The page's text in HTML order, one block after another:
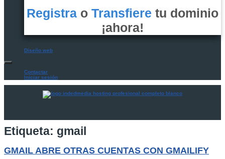
Registra o Transfiere tu dominio
¡ahora!
Diseño web
Contactar
Iniciar sesión
Etiqueta: gmail
GMAIL ABRE OTRAS CUENTAS CON GMAILIFY